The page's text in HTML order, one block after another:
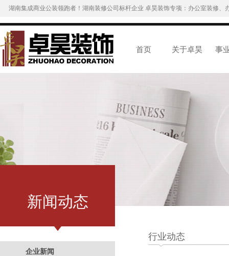
湖南集成商业公装领跑者！湖南装修公司标杆企业 卓昊装饰专项：办公室装修
首页 关于卓昊 事
新闻动态
企业新闻
行业动态